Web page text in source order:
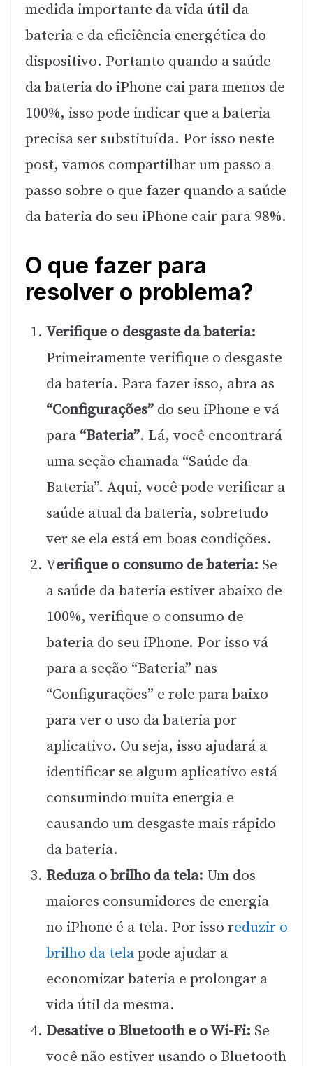
medida importante da vida útil da
bateria e da eficiência energética do
dispositivo. Portanto quando a saúde
da bateria do iPhone cai para menos de
100%, isso pode indicar que a bateria
precisa ser substituída. Por isso neste
post, vamos compartilhar um passo a
passo sobre o que fazer quando a saúde
da bateria do seu iPhone cair para 98%.
O que fazer para
resolver o problema?
Verifique o desgaste da bateria:
Primeiramente verifique o desgaste
da bateria. Para fazer isso, abra as
“Configurações” do seu iPhone e vá
para “Bateria”. Lá, você encontrará
uma seção chamada “Saúde da
Bateria”. Aqui, você pode verificar a
saúde atual da bateria, sobretudo
ver se ela está em boas condições.
Verifique o consumo de bateria: Se
a saúde da bateria estiver abaixo de
100%, verifique o consumo de
bateria do seu iPhone. Por isso vá
para a seção “Bateria” nas
“Configurações” e role para baixo
para ver o uso da bateria por
aplicativo. Ou seja, isso ajudará a
identificar se algum aplicativo está
consumindo muita energia e
causando um desgaste mais rápido
da bateria.
Reduza o brilho da tela: Um dos
maiores consumidores de energia
no iPhone é a tela. Por isso reduzir o
brilho da telapode ajudar a
economizar bateria e prolongar a
vida útil da mesma.
Desative o Bluetooth e o Wi-Fi: Se
você não estiver usando o Bluetooth